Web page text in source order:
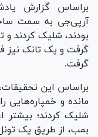
براساس گزارش
آرپی‌جی به سمت
گرفت و یک تانک نیز
گرفت.
براساس این
مانده و خمپاره‌هایی
شلیک کردند؛ بیشتر
بمب، از طریق یک